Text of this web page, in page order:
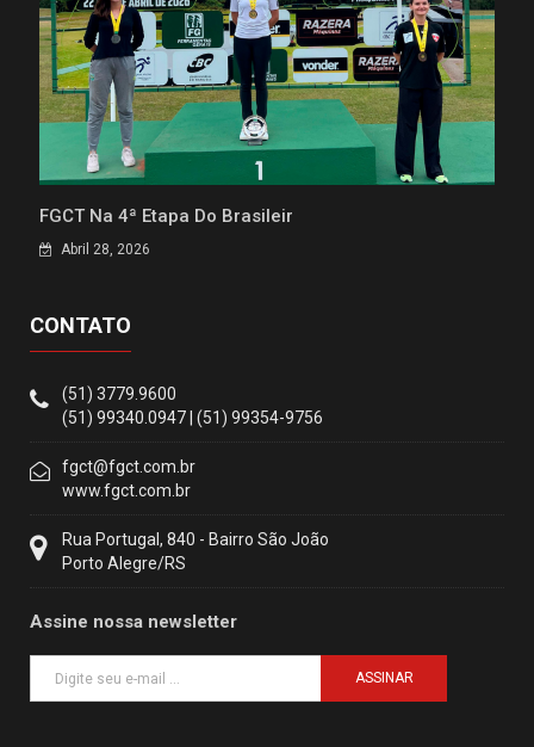
FGCT Na 4ª Etapa Do Brasileir
Abril 28, 2026
CONTATO
(51) 3779.9600
(51) 99340.0947 | (51) 99354-9756
fgct@fgct.com.br
www.fgct.com.br
Rua Portugal, 840 - Bairro São João
Porto Alegre/RS
Assine nossa newsletter
ASSINAR